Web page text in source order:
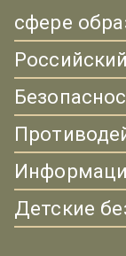
сфере
Детские